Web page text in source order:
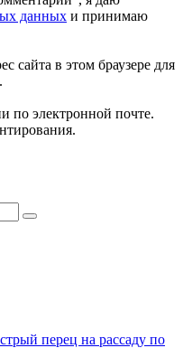
данных и принимаю
сайта в этом браузере для
по электронной почте.
перец на рассаду по